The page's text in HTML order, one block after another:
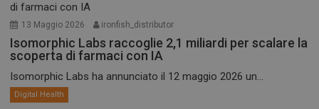
13 Maggio 2026 ironfish_distributor
Isomorphic Labs raccoglie 2,1 miliardi per scalare la
scoperta di farmaci con IA
Isomorphic Labs ha annunciato il 12 maggio 2026 un...
Digital Health